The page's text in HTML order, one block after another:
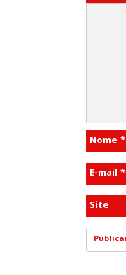
Nome *
E-mail *
Site